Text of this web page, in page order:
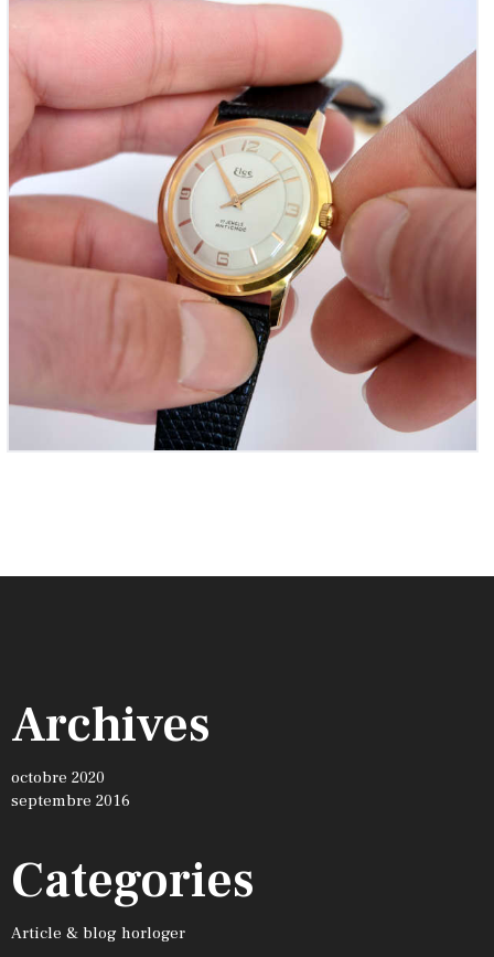
Elgé ‘Vintage Calatrava Made-in-Savoie’
Archives
octobre 2020
septembre 2016
Categories
Article & blog horloger